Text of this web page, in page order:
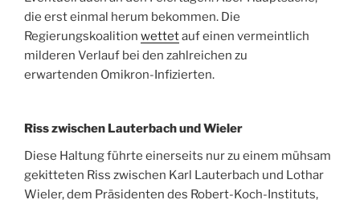
die erst einmal herum bekommen. Die
Regierungskoalition wettetauf einen vermeintlich
milderen Verlauf bei den zahlreichen zu
erwartenden Omikron-Infizierten.
Riss zwischen Lauterbach und Wieler
Diese Haltung führte einerseits nur zu einem mühsam
gekitteten Riss zwischen Karl Lauterbach und Lothar
Wieler, dem Präsidenten des Robert-Koch-Instituts,